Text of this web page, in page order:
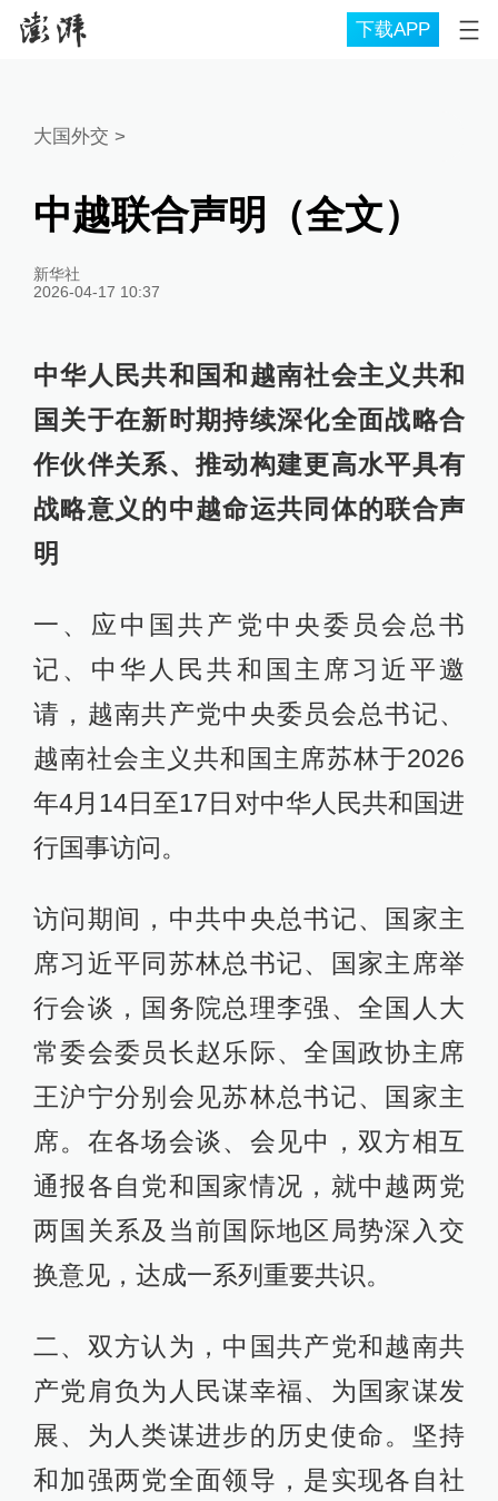
下载APP
大国外交 >
中越联合声明（全文）
新华社
2026-04-17 10:37
中华人民共和国和越南社会主义共和
国关于在新时期持续深化全面战略合
作伙伴关系、推动构建更高水平具有
战略意义的中越命运共同体的联合声
明
一、应中国共产党中央委员会总书
记、中华人民共和国主席习近平邀
请，越南共产党中央委员会总书记、
越南社会主义共和国主席苏林于2026
年4月14日至17日对中华人民共和国进
行国事访问。
访问期间，中共中央总书记、国家主
席习近平同苏林总书记、国家主席举
行会谈，国务院总理李强、全国人大
常委会委员长赵乐际、全国政协主席
王沪宁分别会见苏林总书记、国家主
席。在各场会谈、会见中，双方相互
通报各自党和国家情况，就中越两党
两国关系及当前国际地区局势深入交
换意见，达成一系列重要共识。
二、双方认为，中国共产党和越南共
产党肩负为人民谋幸福、为国家谋发
展、为人类谋进步的历史使命。坚持
和加强两党全面领导，是实现各自社